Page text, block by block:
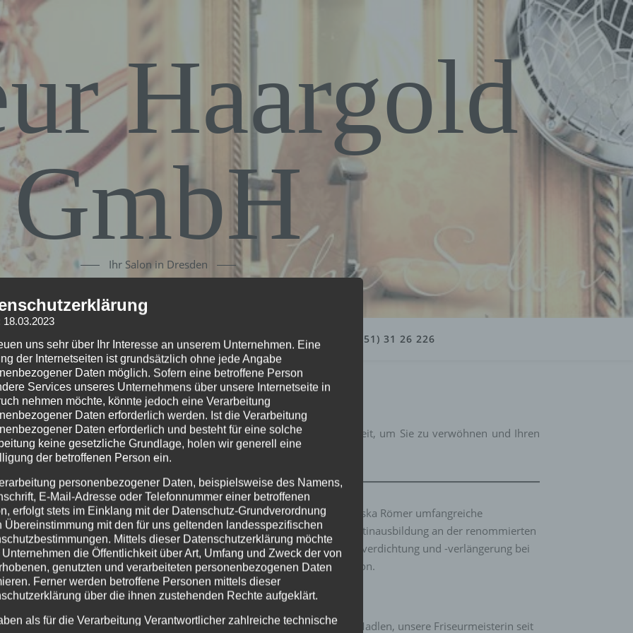
Haargold
GmbH
Ihr Salon in Dresden
GALERIE PREISE KARRIERE KONTAKT TEL: (0351) 31 26 226
TEAM
steht ein engagiertes und talentiertes Team von Stylistinnen bereit, um Sie zu verwöhnen und Ihren
Lernen Sie uns näher kennen:
Franziska Römer– Als Herz und Seele unseres Salons bringt Franziska Römer umfangreiche
Erfahrungen als Friseurmeisterin seit 1997 mit. Ihre spezielle Visagistinausbildung an der renommierten
Hamburger Schule für Gesichtsgestaltung und ihre Expertise in Haarverdichtung und -verlängerung bei
InTouch machen sie zu einer unverzichtbaren Größe in unserem Salon.
Madlen– Mit einem Gespür für aktuelle Trends und Techniken ist Madlen, unsere Friseurmeisterin seit
18.03.2023
uns sehr über Ihr Interesse an unserem Unternehmen. Eine
der Internetseiten ist grundsätzlich ohne jede Angabe
Daten möglich. Sofern eine betroffene Person
Services unseres Unternehmens über unsere Internetseite in
nehmen möchte, könnte jedoch eine Verarbeitung
Daten erforderlich werden. Ist die Verarbeitung
Daten erforderlich und besteht für eine solche
keine gesetzliche Grundlage, holen wir generell eine
der betroffenen Person ein.
personenbezogener Daten, beispielsweise des Namens,
E-Mail-Adresse oder Telefonnummer einer betroffenen
erfolgt stets im Einklang mit der Datenschutz-Grundverordnung
Übereinstimmung mit den für uns geltenden landesspezifischen
Mittels dieser Datenschutzerklärung möchte
Unternehmen die Öffentlichkeit über Art, Umfang und Zweck der von
genutzten und verarbeiteten personenbezogenen Daten
Ferner werden betroffene Personen mittels dieser
über die ihnen zustehenden Rechte aufgeklärt.
als für die Verarbeitung Verantwortlicher zahlreiche technische